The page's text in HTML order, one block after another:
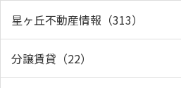
星ヶ丘不動産情報（313）
分譲賃貸（22）